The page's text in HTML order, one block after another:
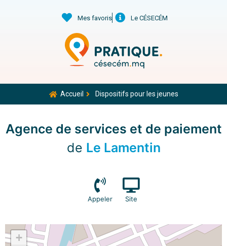
Mes favoris Le CÉSECÉM
Accueil Dispositifs pour les jeunes
Agence de services et de paiement
de Le Lamentin
Appeler Site
+